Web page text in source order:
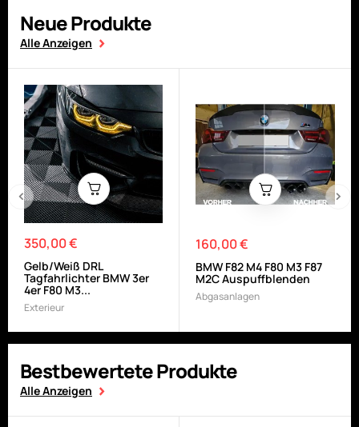
Neue Produkte
Alle Anzeigen
Preis
350,00 €
Gelb/Weiß DRL
Tagfahrlichter BMW 3er
4er F80 M3...
Exterieur
Preis
160,00 €
BMW F82 M4 F80 M3 F87
M2C Auspuffblenden
Abgasanlagen
‹
Bestbewertete Produkte
Alle Anzeigen